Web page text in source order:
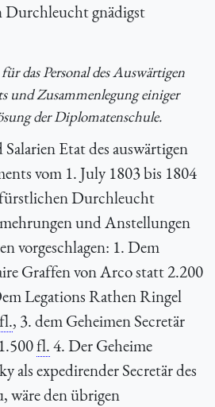
gnädigst
das Personal des Auswärtigen
und Zusammenlegung einiger
der Diplomatenschule.
Etat des auswärtigen
vom 1. July 1803 bis 1804
Durchleucht
und Anstellungen
vorgeschlagen: 1. Dem
Graffen von Arco statt 2.200
Legations Rathen Ringel
fl., 3. dem Geheimen Secretär
fl.4. Der Geheime
als expedirender Secretär des
wäre den übrigen